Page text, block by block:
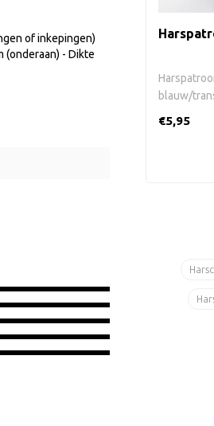
of inkepingen)
(onderaan) - Dikte
blauw/
va..
€5,95